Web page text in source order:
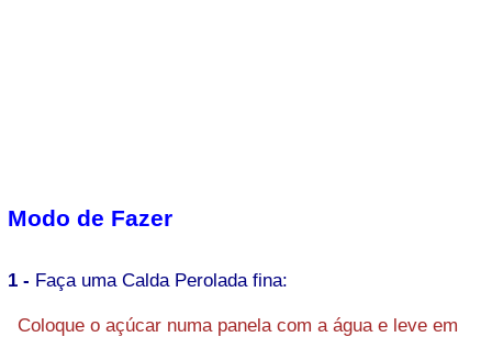
Modo de Fazer
1 - Faça uma Calda Perolada fina:
Coloque o açúcar numa panela com a água e leve em